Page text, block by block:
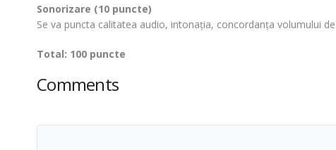
Sonorizare (10 puncte)
Se va puncta calitatea audio, intonaţia, concordanţa volumului
Total: 100 puncte
Comments